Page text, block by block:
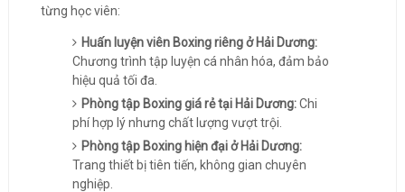
từng học viên:
Huấn luyện viên Boxing riêng ở Hải Dương:
Chương trình tập luyện cá nhân hóa, đảm bảo
hiệu quả tối đa.
Phòng tập Boxing giá rẻ tại Hải Dương:Chi
phí hợp lý nhưng chất lượng vượt trội.
Phòng tập Boxing hiện đại ở Hải Dương:
Trang thiết bị tiên tiến, không gian chuyên
nghiệp.